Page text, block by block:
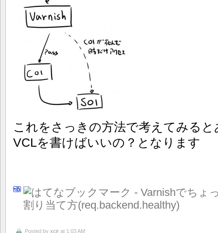
これをさっきの方法で考えてみる
VCLを書けばいいの？となります
Posted by xcir at 1:03 AM